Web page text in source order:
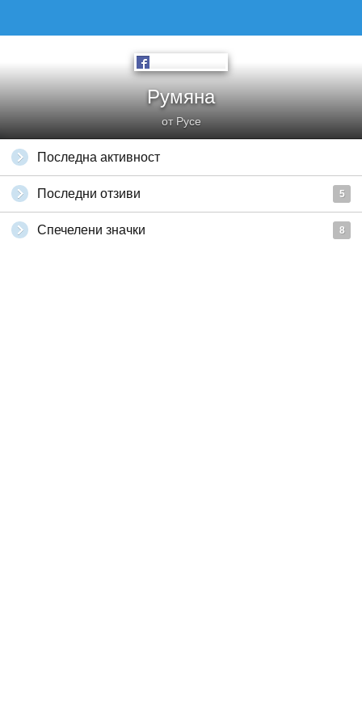
Румяна
от Русе
Последна активност
Последни отзиви 5
Спечелени значки 8